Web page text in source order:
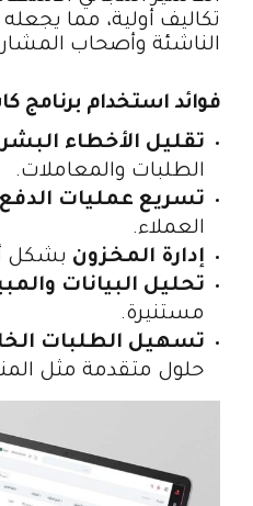
تكاليف أولية، مما يجعله
الناشئة وأصحاب
فوائد استخدام برنامج
تقليل الأخطاء
الطلبات والمعاملات.
تسريع عمليات الدفع
العملاء.
إدارة المخزون بشكل
تحليل البيانات
مستنيرة.
تسهيل الطلبات
حلول متقدمة مثل